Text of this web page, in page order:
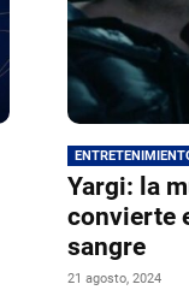
Yargi: la
convierte
sangre
21 agosto, 2024